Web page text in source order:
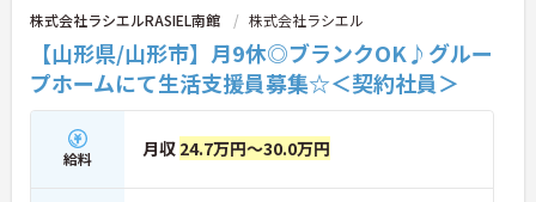
株式会社ラシエルRASIEL南館 株式会社ラシエル
【山形県/山形市】月9休◎ブランクOK♪グルー
プホームにて生活支援員募集☆＜契約社員＞
給料 月収 24.7万円～30.0万円